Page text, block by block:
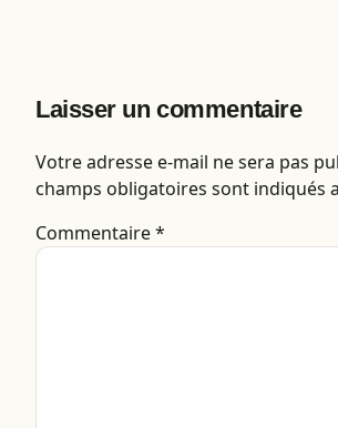
Laisser un commentaire
Votre adresse e-mail ne sera pas
champs obligatoires sont indiqués
Commentaire*